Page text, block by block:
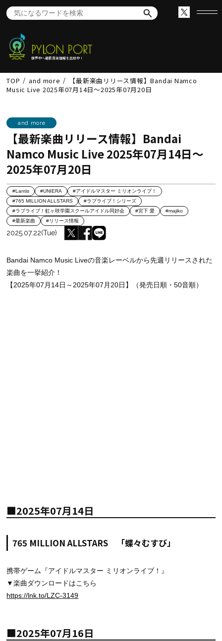
世界中へ最新音楽情報を出航中！
TOP and more
【最新楽曲リリース情報】Bandai Namco
Music Live 2025年07月14日～2025年07月20日
and more
【最新楽曲リリース情報】Bandai
Namco Music Live 2025年07月14日～
2025年07月20日
#Lantis #UNIERA
#アイドルマスター ミリオンライブ！
#765 MILLION ALLSTARS
#ラブライブ！シリーズ
#ラブライブ！虹ヶ咲学園スクールアイドル同好会
#宮下 愛
#majiko
#最新楽曲
#リリース情報
2025.07.22(Tue)
Bandai Namco Music Liveの音楽レーベルから先週リリースされた
楽曲を一挙紹介！
【2025年07月14日～2025年07月20日】（発売日順・50音順）
■2025年07月14日
765 MILLION ALLSTARS 「蝶々むすび」
携帯ゲーム『アイドルマスター ミリオンライブ！』
▼楽曲ダウンロードはこちら
https://lnk.to/LZC-3149
■2025年07月16日